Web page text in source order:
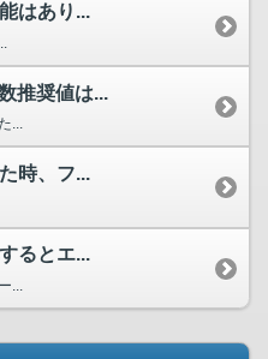
はあり...
推奨値は...
...
時、フ...
るとエ...
...